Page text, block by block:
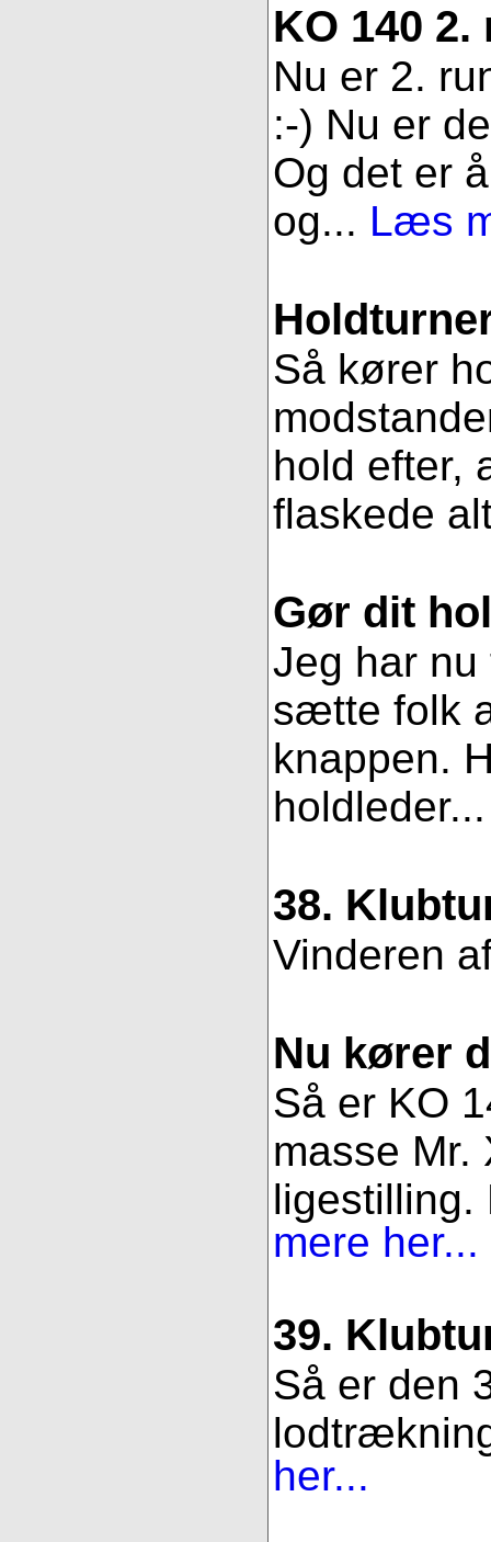
KO 140 2.
Nu er 2.
:-) Nu er
Og det er
og... Læs
Så kører
hold efter,
flaskede
Gør dit
Jeg har
sætte folk
knappen.
38.
Vinderen
Nu kører
Så er KO
masse Mr.
mere her...
39.
Så er den
her...